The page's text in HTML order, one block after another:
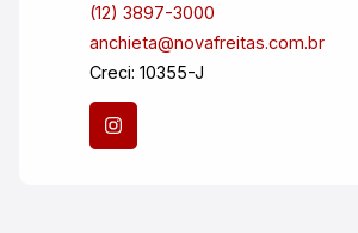
(12) 3897-3000
anchieta@novafreitas.com.br
Creci: 10355-J